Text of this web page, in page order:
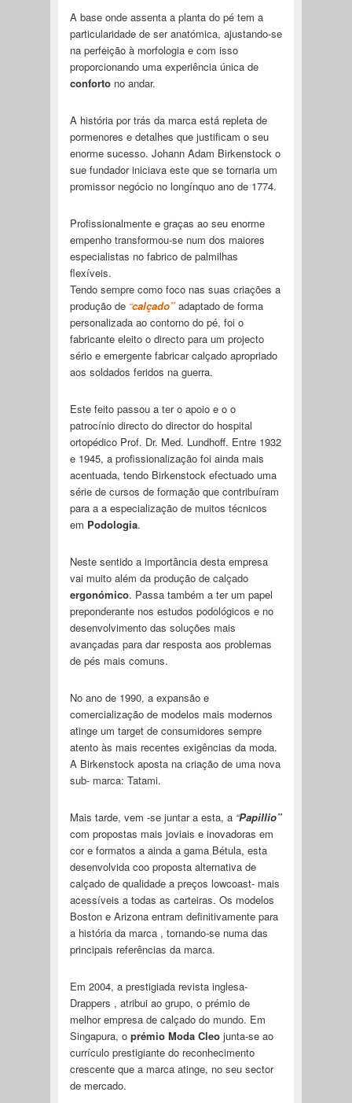
A base onde assenta a planta do pé tem a
particularidade de ser anatómica, ajustando-se
na perfeição à morfologia e com isso
proporcionando uma experiência única de
confortono andar.
A história por trás da marca está repleta de
pormenores e detalhes que justificam o seu
enorme sucesso. Johann Adam Birkenstock o
sue fundador iniciava este que se tornaria um
promissor negócio no longínquo ano de 1774.
Profissionalmente e graças ao seu enorme
empenho transformou-se num dos maiores
especialistas no fabrico de palmilhas
flexíveis.
Tendo sempre como foco nas suas criações a
produção de“calçado” adaptado de forma
personalizada ao contorno do pé, foi o
fabricante eleito o directo para um projecto
sério e emergente fabricar calçado apropriado
aos soldados feridos na guerra.
Este feito passou a ter o apoio e o o
patrocínio directo do director do hospital
ortopédico Prof. Dr. Med. Lundhoff. Entre 1932
e 1945, a profissionalização foi ainda mais
acentuada, tendo Birkenstock efectuado uma
série de cursos de formação que contribuíram
para a a especialização de muitos técnicos
em Podologia.
Neste sentido a importância desta empresa
vai muito além da produção de calçado
ergonómico. Passa também a ter um papel
preponderante nos estudos podológicos e no
desenvolvimento das soluções mais
avançadas para dar resposta aos problemas
de pés mais comuns.
No ano de 1990, a expansão e
comercialização de modelos mais modernos
atinge um target de consumidores sempre
atento às mais recentes exigências da moda.
A Birkenstock aposta na criação de uma nova
sub- marca: Tatami.
Mais tarde, vem -se juntar a esta, a “Papillio”
com propostas mais joviais e inovadoras em
cor e formatos a ainda a gama Bétula, esta
desenvolvida coo proposta alternativa de
calçado de qualidade a preços lowcoast- mais
acessíveis a todas as carteiras. Os modelos
Boston e Arizona entram definitivamente para
a história da marca , tornando-se numa das
principais referências da marca.
Em 2004, a prestigiada revista inglesa-
Drappers , atribui ao grupo, o prémio de
melhor empresa de calçado do mundo. Em
Singapura, oprémio Moda Cleojunta-se ao
currículo prestigiante do reconhecimento
crescente que a marca atinge, no seu sector
de mercado.